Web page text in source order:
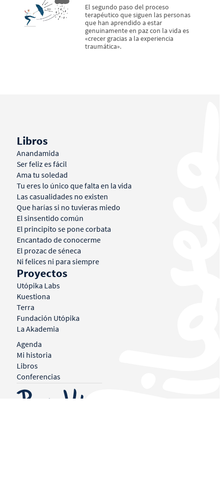
El segundo paso del proceso
terapéutico que siguen las personas
que han aprendido a estar
genuinamente en paz con la vida es
«crecer gracias a la experiencia
traumática».
Libros
Anandamida
Ser feliz es fácil
Ama tu soledad
Tu eres lo único que falta en la vida
Las casualidades no existen
Que harías si no tuvieras miedo
El sinsentido común
El principito se pone corbata
Encantado de conocerme
El prozac de séneca
Ni felices ni para siempre
Proyectos
Utópika Labs
Kuestiona
Terra
Fundación Utópika
La Akademia
Agenda
Mi historia
Libros
Conferencias